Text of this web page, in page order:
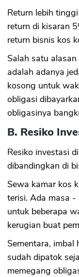
Return lebih
return di kisaran
return bisnis kos
Salah satu
adalah adanya
kosong untuk
obligasi
obligasinya
B. Resiko
Resiko investasi
dibandingkan di
Sewa kamar kos
terisi. Ada masa -
untuk beberapa
kerugian buat
Sementara,
sudah dipatok
memegang